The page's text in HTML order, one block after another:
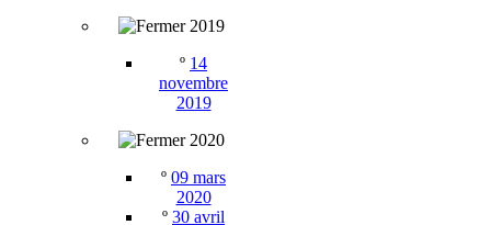
2019
º 14
novembre
2019
2020
º 09 mars
2020
º 30 avril